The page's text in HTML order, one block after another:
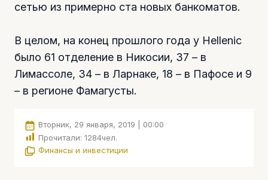
сетью из примерно ста новых банкоматов.
В целом, на конец прошлого года у Hellenic
было 61 отделение в Никосии, 37 – в
Лимассоле, 34 – в Ларнаке, 18 – в Пафосе и 9
– в регионе Фамагусты.
Вторник, 29 января, 2019 | 00:00
Прочитали: 1284чел.
Финансы и инвестиции